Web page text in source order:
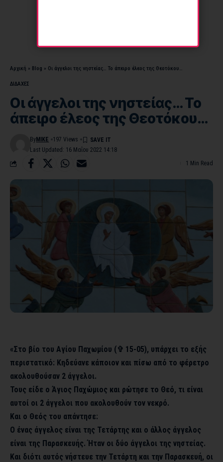
Αρχική » Blog » Οι άγγελοι της νηστείας… Το άπειρο έλεος της Θεοτόκου…
ΔΙΔΑΧΕΣ
Οι άγγελοι της νηστείας… Το
άπειρο έλεος της Θεοτόκου…
Last Updated: 16 Μαΐου 2022 14:18
By MIKE 197 Views
1 Min Read
«Στο βίο του Αγίου Παχωμίου (✞ 15-05), υπάρχει το εξής
περιστατικό: Κηδεύανε κάποιον και πίσω από το φέρετρο
ακολουθούσαν 2 άγγελοι.
Τους είδε ο Άγιος Παχώμιος και ρώτησε το Θεό, τι είναι
αυτοί οι 2 άγγελοι που ακολουθούν τον νεκρό.
Και ο Θεός του απάντησε:
Ο ένας άγγελος είναι της Τετάρτης και ο άλλος άγγελος
είναι της Παρασκευής. Ήταν οι δύο άγγελοι της νηστείας.
Και διότι αυτός νήστευε την Τετάρτη και την Παρασκευή, οι